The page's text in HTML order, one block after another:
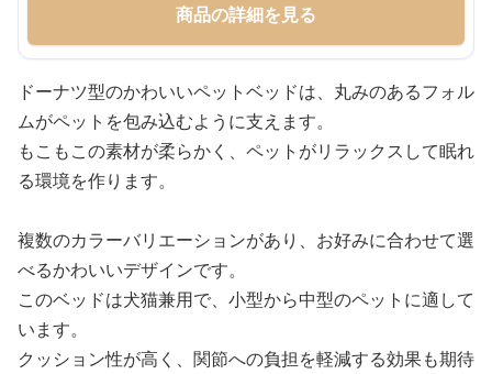
商品の詳細を見る
ドーナツ型のかわいいペットベッドは、丸みのあるフォル
ムがペットを包み込むように支えます。
もこもこの素材が柔らかく、ペットがリラックスして眠れ
る環境を作ります。
複数のカラーバリエーションがあり、お好みに合わせて選
べるかわいいデザインです。
このベッドは犬猫兼用で、小型から中型のペットに適して
います。
クッション性が高く、関節への負担を軽減する効果も期待